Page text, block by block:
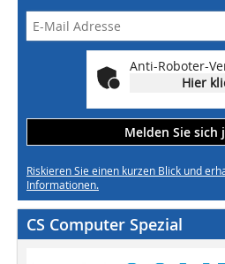
Anti-Roboter-
Hier
Melden Sie sich
Riskieren Sie einen kurzen Blick und
Informationen.
CS Computer Spezial